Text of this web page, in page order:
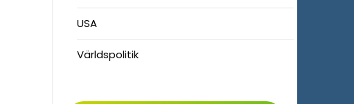
USA
Världspolitik